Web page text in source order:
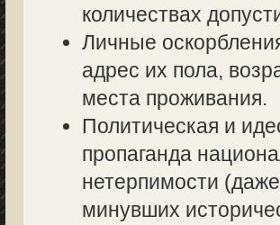
количествах
Личные
адрес их пола,
места проживания.
Политическая и
пропаганда
нетерпимости
минувших